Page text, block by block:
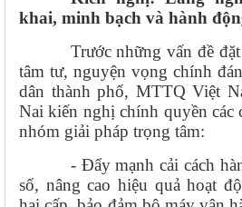
khai, minh bạch và hành
Trước những vấn đề
tâm tư, nguyện vọng chính
dân thành phố, MTTQ Việt
Nai kiến nghị chính quyền các
nhóm giải pháp trọng tâm:
- Đẩy mạnh cải cách
số, nâng cao hiệu quả hoạt